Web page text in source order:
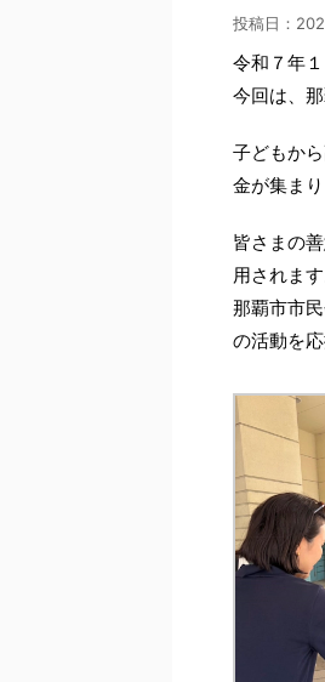
投稿日：
令和７年
今回は、
子どもか
金が集ま
皆さまの
用されます
那覇市市
の活動を応